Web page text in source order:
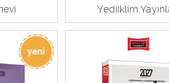
Yediiklim